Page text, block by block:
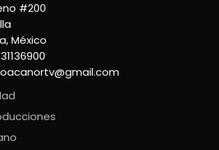
#200
México